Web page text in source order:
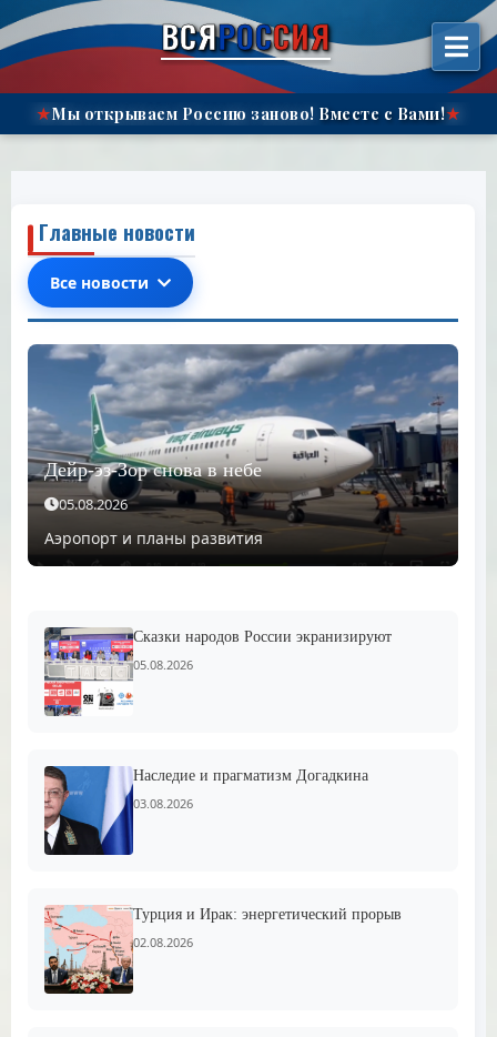
إلى
ВСЯРОССИЯ
★Мы открываем Россию заново! Вместе с Вами!★
Главные новости
Все новости
Дейр-эз-Зор снова в небе
05.08.2026
Аэропорт и планы развития
Сказки народов России экранизируют
05.08.2026
Наследие и прагматизм Догадкина
03.08.2026
Турция и Ирак: энергетический прорыв
02.08.2026